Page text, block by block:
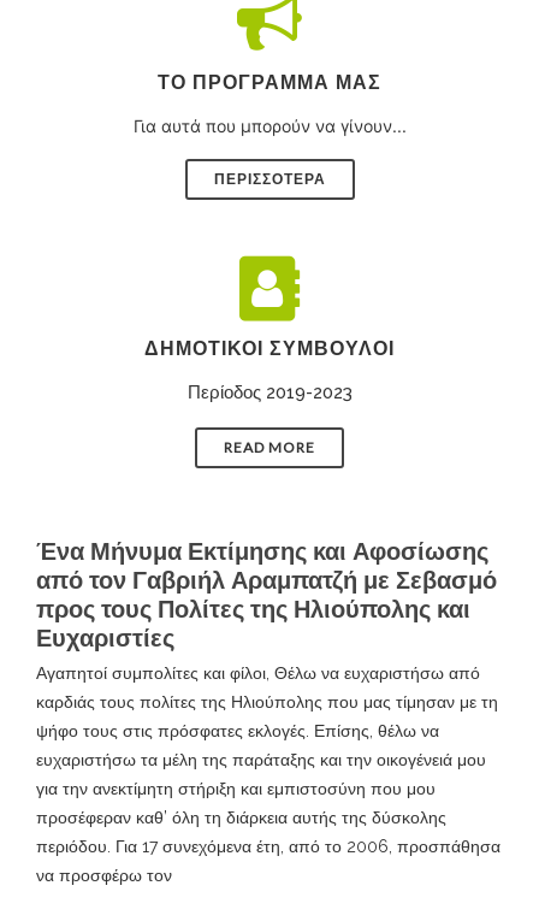
ΤΟ ΠΡΌΓΡΑΜΜΑ ΜΑΣ
Για αυτά που μπορούν να γίνουν...
ΠΕΡΙΣΣΟΤΕΡΑ
ΔΗΜΟΤΙΚΟΊ ΣΎΜΒΟΥΛΟΙ
Περίοδος 2019-2023
READ MORE
Ένα Μήνυμα Εκτίμησης και Αφοσίωσης
από τον Γαβριήλ Αραμπατζή με Σεβασμό
προς τους Πολίτες της Ηλιούπολης και
Ευχαριστίες
Αγαπητοί συμπολίτες και φίλοι, Θέλω να ευχαριστήσω από
καρδιάς τους πολίτες της Ηλιούπολης που μας τίμησαν με τη
ψήφο τους στις πρόσφατες εκλογές. Επίσης, θέλω να
ευχαριστήσω τα μέλη της παράταξης και την οικογένειά μου
για την ανεκτίμητη στήριξη και εμπιστοσύνη που μου
προσέφεραν καθ’ όλη τη διάρκεια αυτής της δύσκολης
περιόδου. Για 17 συνεχόμενα έτη, από το 2006, προσπάθησα
να προσφέρω τον